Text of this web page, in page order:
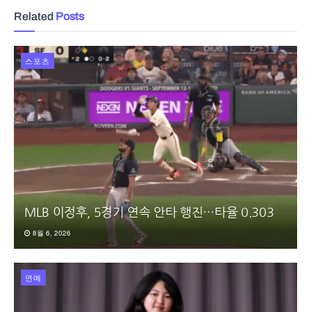
Related Posts
스포츠
MLB 이정후, 5경기 연속 안타 행진…타율 0.303
8월 6, 2026
연예